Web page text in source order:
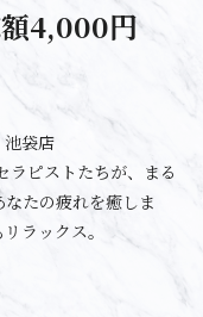
4,000円
袋店
ラピストたちが、まる
たの疲れを癒しま
ラックス。